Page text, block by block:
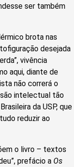
ser também
brota nas
desejada
vivência
aqui, diante de
não correrá o
intelectual tão
da USP, que
reduzir ao
o livro – textos
prefácio a Os